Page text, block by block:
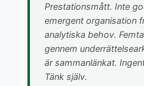
Prestationsmått. Inte
emergent organisation
analytiska behov.
gennem
är sammanlänkat.
Tänk själv.